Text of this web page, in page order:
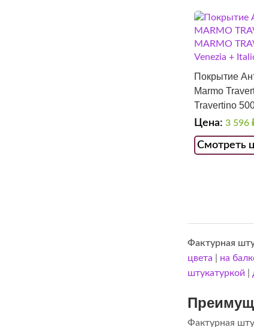
Покрытие
Marmo
Travertino
Metallico Oro
Цена: 3 596
Смотреть
Фактурная
цвета
на
штукатуркой
Фактурная